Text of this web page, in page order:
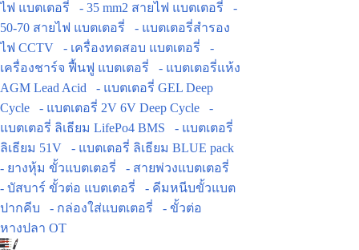
ไฟ แบตเตอรี่
- 35 mm2 สายไฟ แบตเตอรี่
-
50-70 สายไฟ แบตเตอรี่
- แบตเตอรี่สำรอง
ไฟ CCTV
- เครื่องทดสอบ แบตเตอรี่
-
เครื่องชาร์จ ฟื้นฟู แบตเตอรี่
- แบตเตอรี่แห้ง
AGM Lead Acid
- แบตเตอรี่ GEL Deep
Cycle
- แบตเตอรี่ 2V 6V Deep Cycle
-
แบตเตอรี่ ลิเธียม LifePo4 BMS
- แบตเตอรี่
ลิเธียม 51V
- แบตเตอรี่ ลิเธียม BLUE pack
- ยางหุ้ม ขั้วแบตเตอรี่
- สายพ่วงแบตเตอรี่
- บัสบาร์ ขั้วต่อ แบตเตอรี่
- คีมหนีบขั้วแบต
ปากคีบ
- กล่องใส่แบตเตอรี่
- ขั้วต่อ
หางปลา OT